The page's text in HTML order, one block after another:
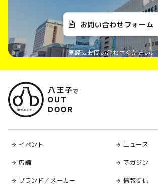
お問い合わせフォーム
気軽にお問い合わせください。
イベント
店舗
ブランド／メーカー
ニュース
マガジン
情報提供